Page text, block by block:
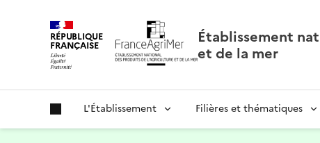
RÉPUBLIQUE
FRANÇAISE
Établissement
et de la mer
L'Établissement Filières et thématiques